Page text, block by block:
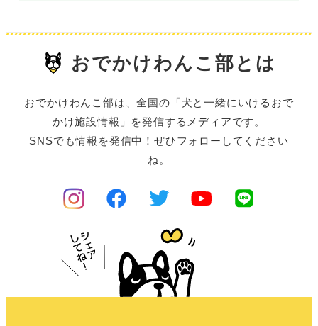
おでかけわんこ部とは
おでかけわんこ部は、全国の「犬と一緒にいけるおで
かけ施設情報」を発信するメディアです。
SNSでも情報を発信中！ぜひフォローしてください
ね。